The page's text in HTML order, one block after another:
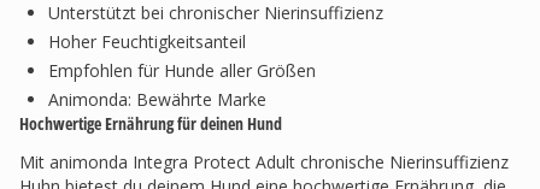
Unterstützt bei chronischer Nierinsuffizienz
Hoher Feuchtigkeitsanteil
Empfohlen für Hunde aller Größen
Animonda: Bewährte Marke
Hochwertige Ernährung für deinen Hund
Mit animonda Integra Protect Adult chronische Nierinsuffizienz